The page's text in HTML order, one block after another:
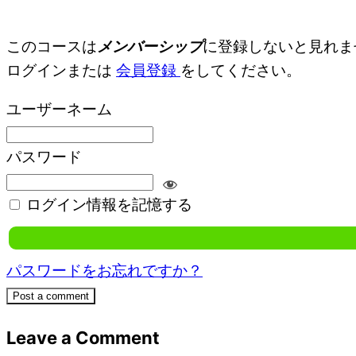
このコースはメンバーシップに登録しないと見れ
ログインまたは 会員登録 をしてください。
ユーザーネーム
パスワード
ログイン情報を記憶する
パスワードをお忘れですか？
Post a comment
Leave a Comment